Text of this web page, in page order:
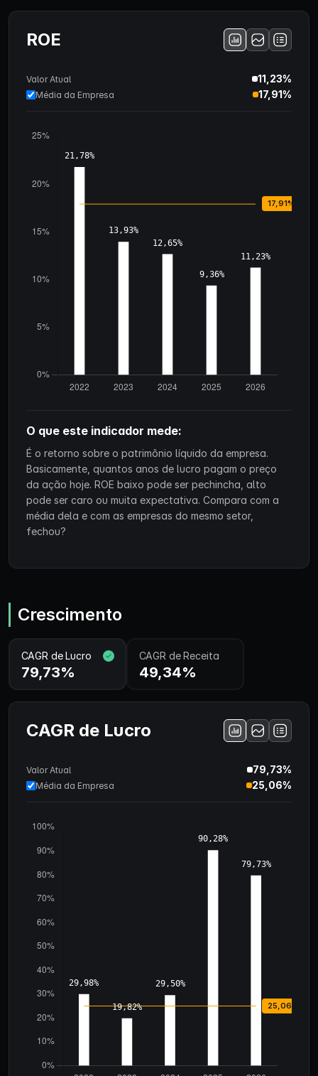
ROE
Valor Atual 11,23%
Média da Empresa 17,91%
O que este indicador mede:
É o retorno sobre o patrimônio líquido da empresa.
Basicamente, quantos anos de lucro pagam o preço
da ação hoje. ROE baixo pode ser pechincha, alto
pode ser caro ou muita expectativa. Compara com a
média dela e com as empresas do mesmo setor,
fechou?
Crescimento
CAGR de Lucro
79,73%
CAGR de Receita
49,34%
CAGR de Lucro
Valor Atual 79,73%
Média da Empresa 25,06%